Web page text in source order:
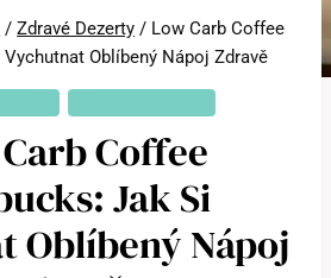
/ Zdravé Dezerty / Low Carb Coffee
Oblíbený Nápoj Zdravě
Coffee
Jak Si
Oblíbený Nápoj